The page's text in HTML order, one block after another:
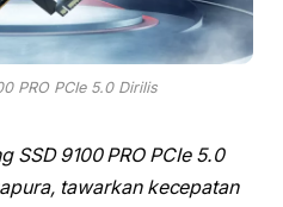
PRO PCIe 5.0 Dirilis
SSD 9100 PRO PCIe 5.0
tawarkan kecepatan